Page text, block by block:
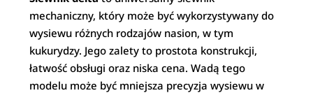
mechaniczny, który może być wykorzystywany do
wysiewu różnych rodzajów nasion, w tym
kukurydzy. Jego zalety to prostota konstrukcji,
łatwość obsługi oraz niska cena. Wadą tego
modelu może być mniejsza precyzja wysiewu w